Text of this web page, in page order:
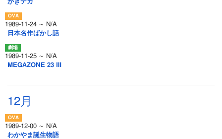
がきデカ
1989-11-24 ～ N/A
日本名作ばかし話
1989-11-25 ～ N/A
MEGAZONE 23 Ⅲ
12月
1989-12-00 ～ N/A
わかやま誕生物語